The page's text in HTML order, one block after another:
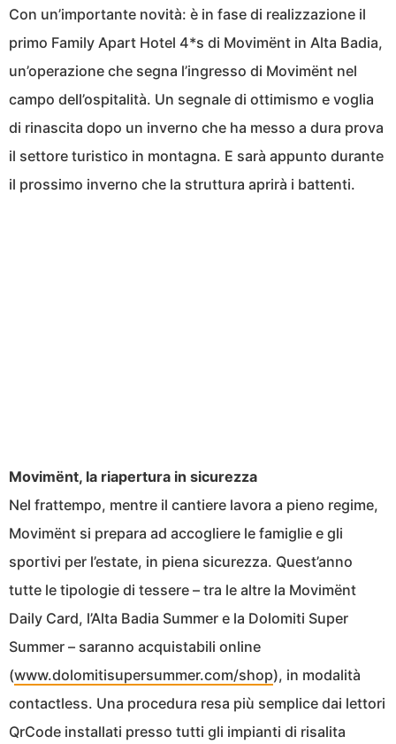
Con un’importante novità: è in fase di realizzazione il
primo Family Apart Hotel 4*s di Movimënt in Alta Badia,
un’operazione che segna l’ingresso di Movimënt nel
campo dell’ospitalità. Un segnale di ottimismo e voglia
di rinascita dopo un inverno che ha messo a dura prova
il settore turistico in montagna. E sarà appunto durante
il prossimo inverno che la struttura aprirà i battenti.
Movimënt, la riapertura in sicurezza
Nel frattempo, mentre il cantiere lavora a pieno regime,
Movimënt si prepara ad accogliere le famiglie e gli
sportivi per l’estate, in piena sicurezza. Quest’anno
tutte le tipologie di tessere – tra le altre la Movimënt
Daily Card, l’Alta Badia Summer e la Dolomiti Super
Summer – saranno acquistabili online
(www.dolomitisupersummer.com/shop), in modalità
contactless. Una procedura resa più semplice dai lettori
QrCode installati presso tutti gli impianti di risalita